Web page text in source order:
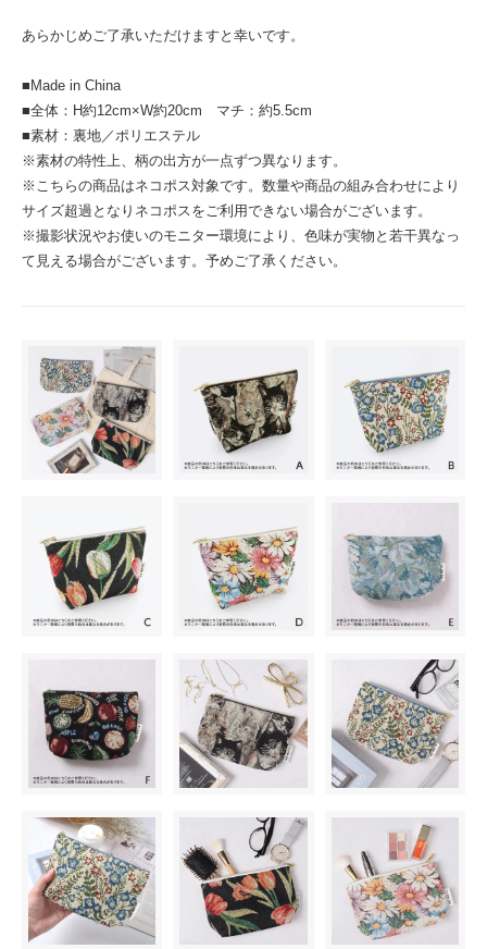
あらかじめご了承いただけますと幸いです。
■Made in China
■全体：H約12cm×W約20cm マチ：約5.5cm
■素材：裏地／ポリエステル
※素材の特性上、柄の出方が一点ずつ異なります。
※こちらの商品はネコポス対象です。数量や商品の組み合わせにより
サイズ超過となりネコポスをご利用できない場合がございます。
※撮影状況やお使いのモニター環境により、色味が実物と若干異なっ
て見える場合がございます。予めご了承ください。